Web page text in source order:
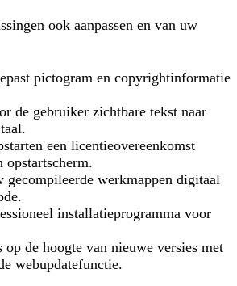
ook aanpassen en van uw
pictogram en copyrightinformatie
de gebruiker zichtbare tekst naar
een licentieovereenkomst
gecompileerde werkmappen digitaal
installatieprogramma voor
op de hoogte van nieuwe versies met
webupdatefunctie.